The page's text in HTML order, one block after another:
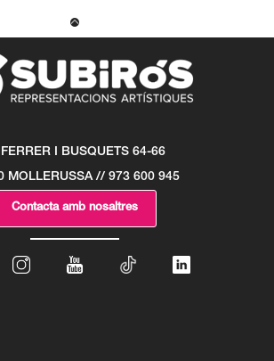
I BUSQUETS 64-66
MOLLERUSSA // 973 600 945
Contacta amb nosaltres